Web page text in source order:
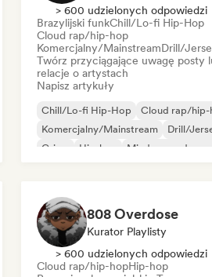
> 600 udzielonych odpowiedzi
Brazylijski funkChill/Lo-fi Hip-Hop
Cloud rap/hip-hop
Komercjalny/MainstreamDrill/
Twórz przyciągające uwagę posty
relacje o artystach
Napisz artykuły
Chill/Lo-fi Hip-Hop
Cloud rap/hip-
Komercjalny/Mainstream
Drill/
Grime
Hip-hop
Międzynarodowy
808 Overdose
Kurator Playlisty
> 600 udzielonych odpowiedzi
Cloud rap/hip-hopHip-hop